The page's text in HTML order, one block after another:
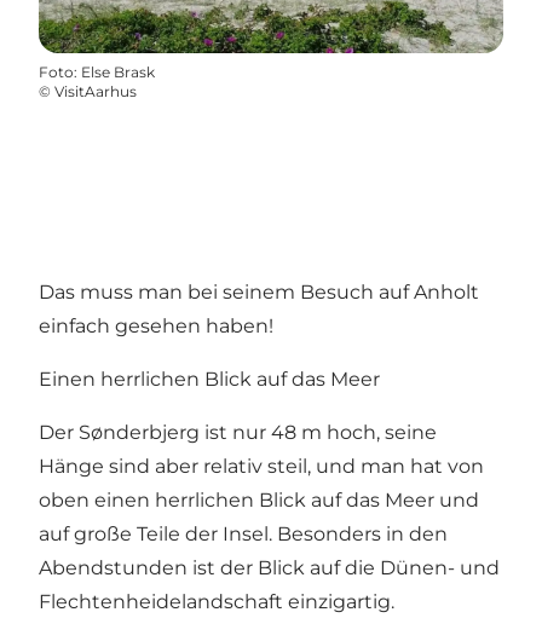
Foto: Else Brask
© VisitAarhus
Das muss man bei seinem Besuch auf Anholt
einfach gesehen haben!
Einen herrlichen Blick auf das Meer
Der Sønderbjerg ist nur 48 m hoch, seine
Hänge sind aber relativ steil, und man hat von
oben einen herrlichen Blick auf das Meer und
auf große Teile der Insel. Besonders in den
Abendstunden ist der Blick auf die Dünen- und
Flechtenheidelandschaft einzigartig.